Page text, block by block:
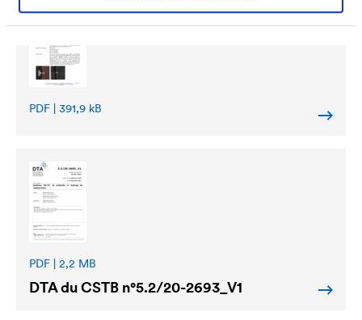
PDF | 391,9 kB
PDF | 2,2 MB
DTA du CSTB n°5.2/20-2693_V1